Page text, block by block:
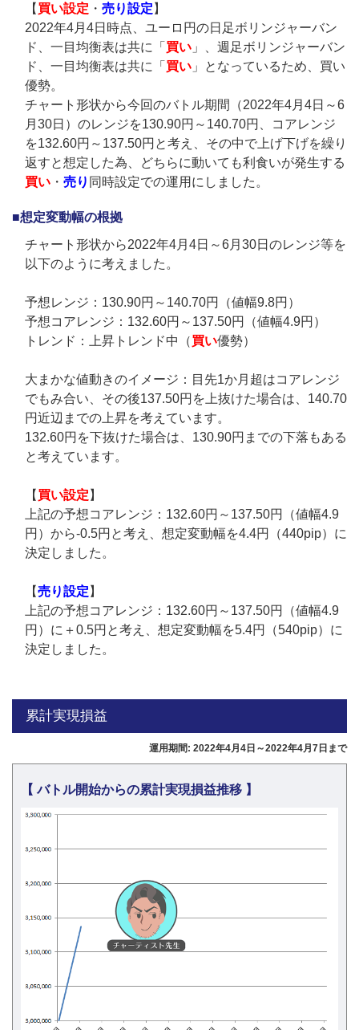
【 買い設定 ・ 売り設定 】
2022年4月4日時点、ユーロ円の日足ボリンジャーバン
ド、一目均衡表は共に「 買い 」、週足ボリンジャーバン
ド、一目均衡表は共に「 買い 」となっているため、買い
優勢。
チャート形状から今回のバトル期間（2022年4月4日～6
月30日）のレンジを130.90円～140.70円、コアレンジ
を132.60円～137.50円と考え、その中で上げ下げを繰り
返すと想定した為、どちらに動いても利食いが発生する
買い ・ 売り 同時設定での運用にしました。
■想定変動幅の根拠
チャート形状から2022年4月4日～6月30日のレンジ等を
以下のように考えました。
予想レンジ：130.90円～140.70円（値幅9.8円）
予想コアレンジ：132.60円～137.50円（値幅4.9円）
トレンド：上昇トレンド中（買い優勢）
大まかな値動きのイメージ：目先1か月超はコアレンジ
でもみ合い、その後137.50円を上抜けた場合は、140.70
円近辺までの上昇を考えています。
132.60円を下抜けた場合は、130.90円までの下落もある
と考えています。
【 買い設定 】
上記の予想コアレンジ：132.60円～137.50円（値幅4.9
円）から-0.5円と考え、想定変動幅を4.4円（440pip）に
決定しました。
【売り設定 】
上記の予想コアレンジ：132.60円～137.50円（値幅4.9
円）に＋0.5円と考え、想定変動幅を5.4円（540pip）に
決定しました。
累計実現損益
運用期間: 2022年4月4日～2022年4月7日まで
【 バトル開始からの累計実現損益推移 】